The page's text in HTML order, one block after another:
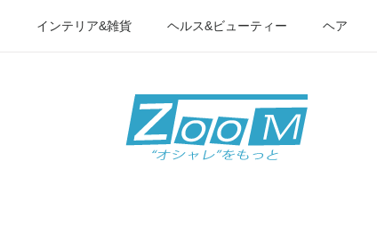
インテリア&雑貨 ヘルス&ビューティー ヘア